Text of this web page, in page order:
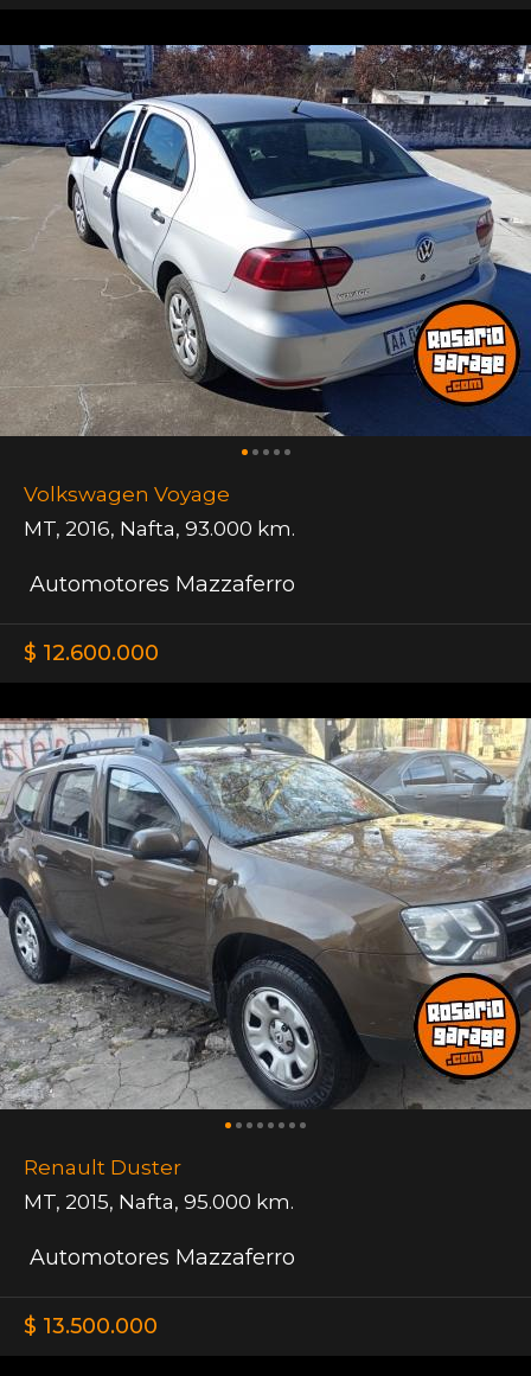
Volkswagen Voyage
MT, 2016, Nafta, 93.000 km.
Automotores Mazzaferro
$ 12.600.000
Renault Duster
MT, 2015, Nafta, 95.000 km.
Automotores Mazzaferro
$ 13.500.000